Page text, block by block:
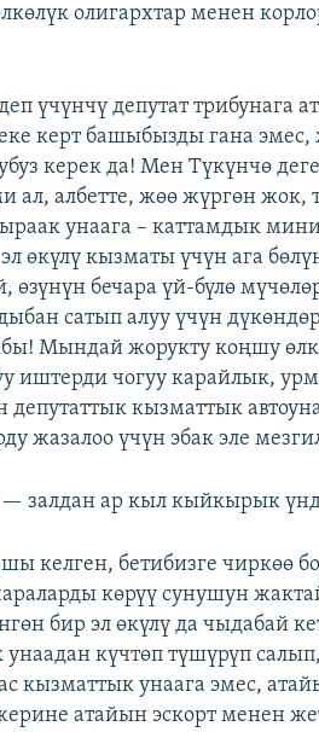
олигархтар менен
үчүнчү депутат трибунага
керт башыбызды гана
керек да! Мен Түкүнчө
ал, албетте, жөө жүргөн жок,
унаага – каттамдык
өкүлү кызматы үчүн ага
бечара үй-бүлө
сатып алуу үчүн
Мындай жорукту коңшу
иштерди чогуу карайлык,
депутаттык кызматтык
жазалоо үчүн эбак эле
залдан ар кыл кыйкырык
келген, бетибизге чиркөө
көрүү сунушун
бир эл өкүлү да чыдабай
күчтөп түшүрүп
кызматтык унаага эмес,
атайын эскорт менен